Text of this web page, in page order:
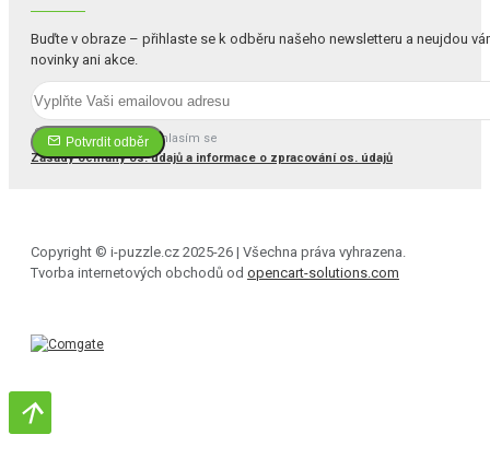
Buďte v obraze – přihlaste se k odběru našeho newsletteru a neujdou
novinky ani akce.
Potvrdit odběr
Četl(a) jsem a souhlasím se
Zásady ochrany os. údajů a informace o zpracování os. údajů
Copyright © i-puzzle.cz 2025-26 | Všechna práva vyhrazena.
Tvorba internetových obchodů od opencart-solutions.com